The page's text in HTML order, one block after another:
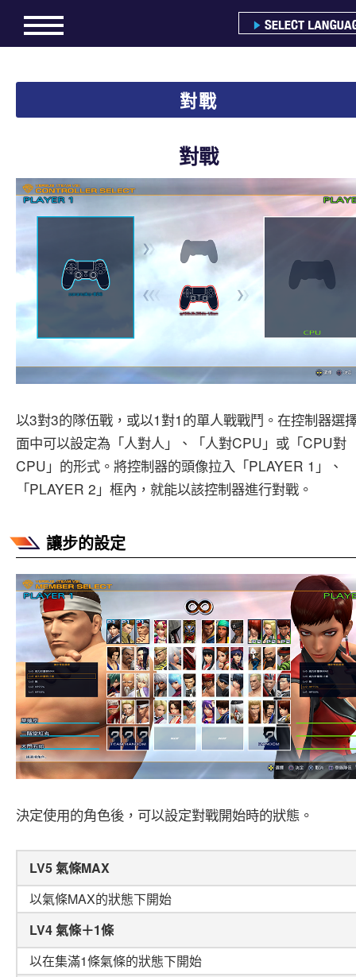
對戰
對戰
以3對3的隊伍戰，或以1對1的單人戰戰鬥。在控制器選
面中可以設定為「人對人」、「人對CPU」或「CPU對
CPU」的形式。將控制器的頭像拉入「PLAYER 1」、
「PLAYER 2」框內，就能以該控制器進行對戰。
讓步的設定
決定使用的角色後，可以設定對戰開始時的狀態。
LV5 氣條MAX
以氣條MAX的狀態下開始
LV4 氣條＋1條
以在集滿1條氣條的狀態下開始